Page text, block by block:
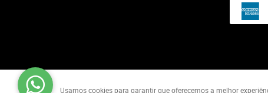
Usamos cookies para garantir que oferecemos a melhor